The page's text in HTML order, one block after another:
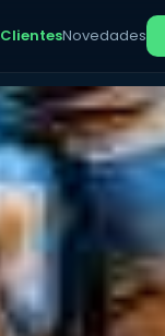
ClientesNovedades